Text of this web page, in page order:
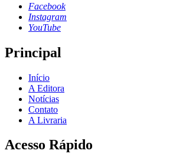
Facebook
Instagram
YouTube
Principal
Início
A Editora
Notícias
Contato
A Livraria
Acesso Rápido